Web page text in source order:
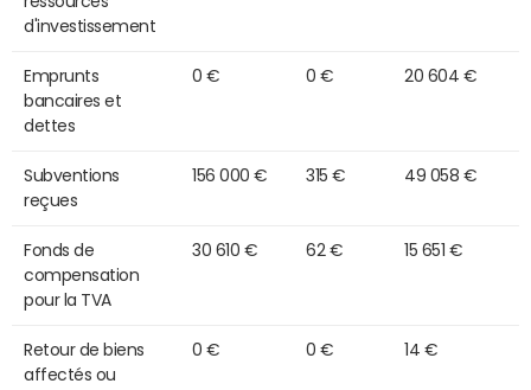
d'investissement
Emprunts
bancaires et
dettes
0 € 0 € 20 604 €
Subventions
reçues
156 000 € 315 € 49 058 €
Fonds de
compensation
pour la TVA
30 610 € 62 € 15 651 €
Retour de biens
affectés ou
0 € 0 € 14 €